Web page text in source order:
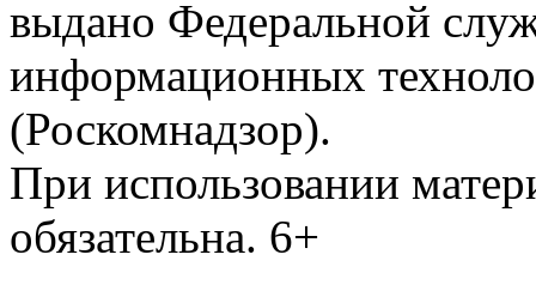
выдано Федеральной
информационных
(Роскомнадзор).
При использовании
обязательна. 6+